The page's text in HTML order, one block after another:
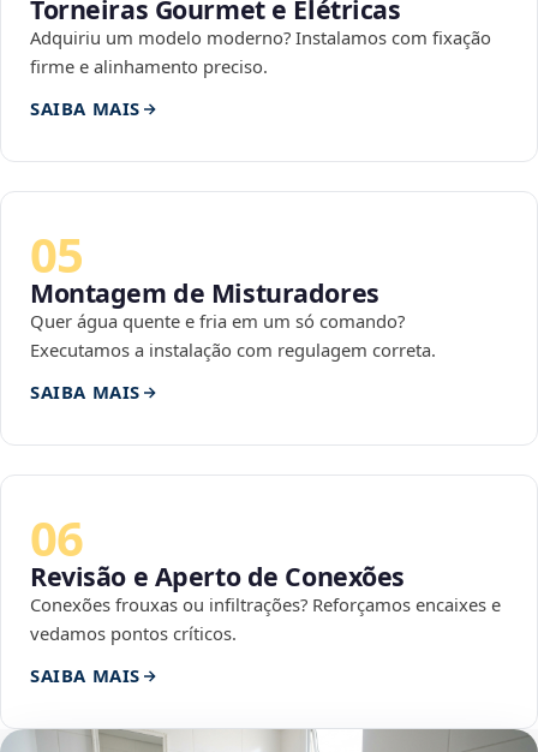
Torneiras Gourmet e Elétricas
Adquiriu um modelo moderno? Instalamos com fixação
firme e alinhamento preciso.
SAIBA MAIS
05
Montagem de Misturadores
Quer água quente e fria em um só comando?
Executamos a instalação com regulagem correta.
SAIBA MAIS
06
Revisão e Aperto de Conexões
Conexões frouxas ou infiltrações? Reforçamos encaixes e
vedamos pontos críticos.
SAIBA MAIS